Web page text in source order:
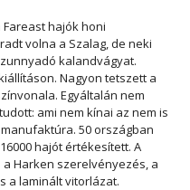
hajók honi
volna a Szalag, de neki
kalandvágyat.
Nagyon tetszett a
Egyáltalán nem
ami nem kínai az nem is
50 országban
hajót értékesített. A
Harken szerelvényezés, a
a laminált vitorlázat.